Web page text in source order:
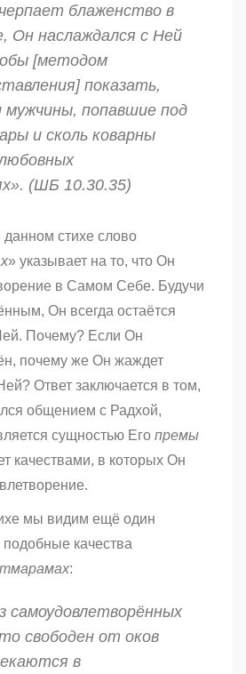
блаженство в
Он наслаждался с Ней
[методом
показать,
мужчины, попавшие под
и сколь коварны
(ШБ 10.30.35)
стихе слово
» указывает на то, что Он
в Самом Себе. Будучи
Он всегда остаётся
Почему? Если Он
почему же Он жаждет
Ответ заключается в том,
общением с Радхой,
сущностью Его премы
качествами, в которых Он
мы видим ещё один
качества
:
самоудовлетворённых
свободен от оков
в